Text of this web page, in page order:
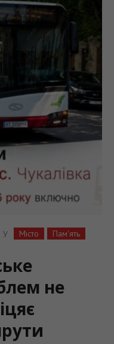
У Місто Пам'ять
не